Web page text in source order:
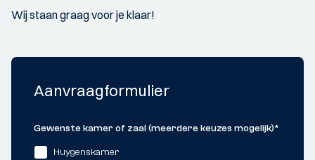
Wij staan graag voor je klaar!
Aanvraagformulier
Gewenste kamer of zaal (meerdere keuzes mogelijk)*
Huygenskamer